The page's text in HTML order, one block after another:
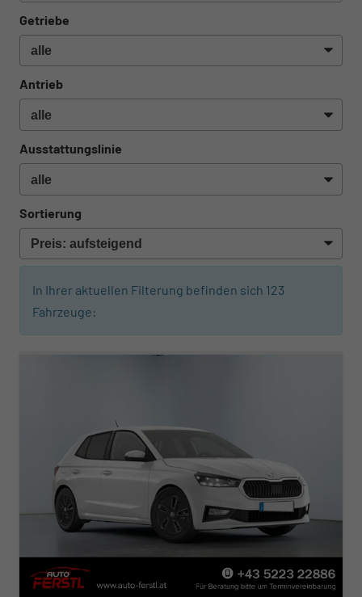
Getriebe
Antrieb
Ausstattungslinie
Sortierung
In Ihrer aktuellen Filterung befinden sich 123
Fahrzeuge: